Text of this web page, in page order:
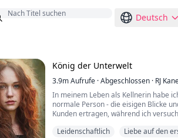
Deutsch
König der Unterwelt
3.9mAufrufe ·Abgeschlossen · RJ
In meinem Leben als Kellnerin habe
normale Person - die eisigen Blicke
Kunden ertragen, während ich
immer mein Schicksal sein würde.
Leidenschaftlich
Liebe auf den